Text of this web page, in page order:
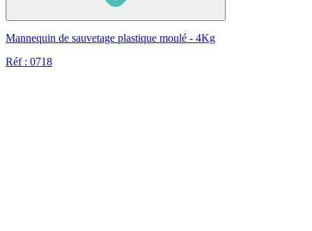
Mannequin de sauvetage plastique moulé - 4Kg
Réf : 0718